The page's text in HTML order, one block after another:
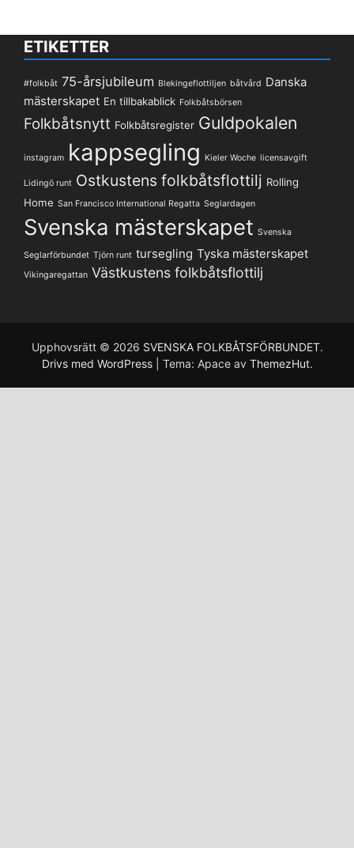
ETIKETTER
#folkbåt 75-årsjubileum Blekingeflottiljen båtvård Danska
mästerskapet En tillbakablick Folkbåtsbörsen
Folkbåtsnytt Folkbåtsregister Guldpokalen
instagram kappsegling Kieler Woche licensavgift
Lidingö runt Ostkustens folkbåtsflottilj Rolling
Home San Francisco International Regatta Seglardagen
Svenska mästerskapet Svenska
Seglarförbundet Tjörn runt tursegling Tyska mästerskapet
Vikingaregattan Västkustens folkbåtsflottilj
Upphovsrätt © 2026 SVENSKA FOLKBÅTSFÖRBUNDET.
Drivs med WordPress
Tema: Apace av ThemezHut.